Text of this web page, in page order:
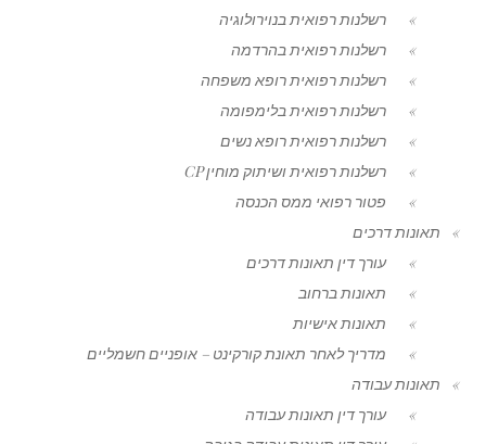
רשלנות רפואית בנוירולוגיה
רשלנות רפואית בהרדמה
רשלנות רפואית רופא משפחה
רשלנות רפואית בלימפומה
רשלנות רפואית רופא נשים
רשלנות רפואית ושיתוק מוחין CP
פטור רפואי ממס הכנסה
תאונות דרכים
עורך דין תאונות דרכים
תאונות ברחוב
תאונות אישיות
מדריך לאחר תאונת קורקינט – אופניים חשמליים
תאונות עבודה
עורך דין תאונות עבודה